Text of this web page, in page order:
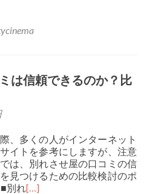
は信頼できるのか？比
、多くの人がインターネット
イトを参考にしますが、注意
は、別れさせ屋の口コミの信
見つけるための比較検討のポ
別れ[…]